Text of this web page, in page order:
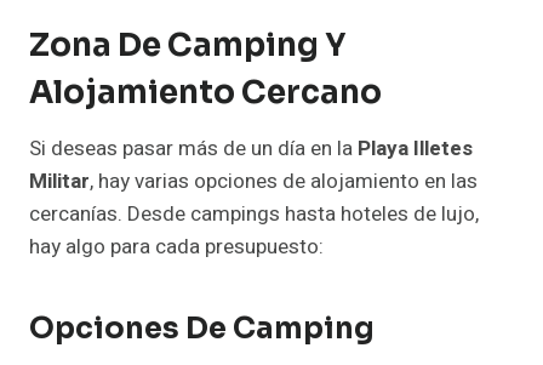
Zona De Camping Y
Alojamiento Cercano
Si deseas pasar más de un día en la Playa Illetes
Militar, hay varias opciones de alojamiento en las
cercanías. Desde campings hasta hoteles de lujo,
hay algo para cada presupuesto:
Opciones De Camping